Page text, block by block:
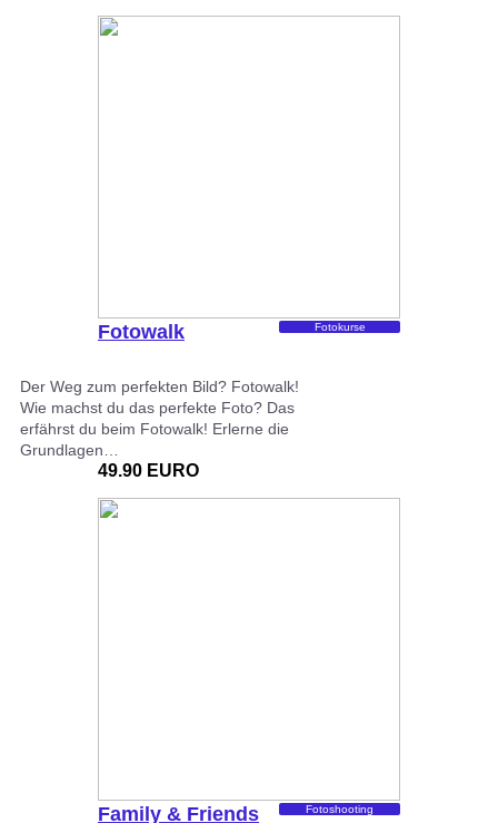
Fotowalk Fotokurse
Der Weg zum perfekten Bild? Fotowalk!
Wie machst du das perfekte Foto? Das
erfährst du beim Fotowalk! Erlerne die
Grundlagen…
49.90 EURO
Family & Friends
Fotoshooting